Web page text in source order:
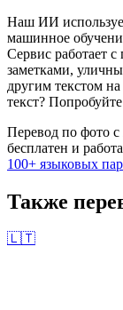
Наш ИИ
машинное
Сервис работает
заметками,
другим текстом
текст?
Перевод по фото с
бесплатен и
100+ языковых пар
Также
🇱🇹